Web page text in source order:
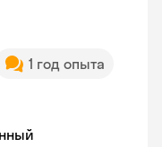
1 год опыта